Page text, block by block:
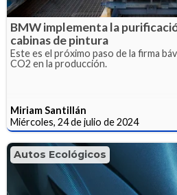
BMW implementa la
cabinas de pintura
Este es el próximo paso de la firma
CO2 en la producción.
Miriam Santillán
Miércoles, 24 de julio de 2024
Autos Ecológicos